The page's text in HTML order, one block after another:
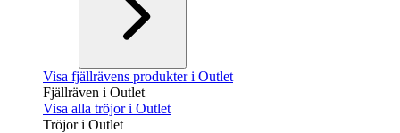
Visa fjällrävens produkter i Outlet
Fjällräven i Outlet
Visa alla tröjor i Outlet
Tröjor i Outlet